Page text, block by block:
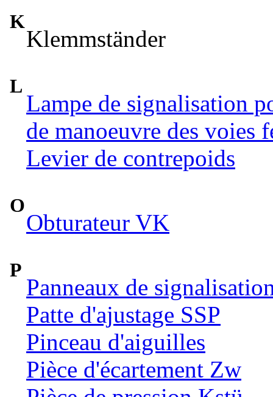
K
Klemmständer
L
Lampe de signalisation
de manoeuvre des voies
Levier de contrepoids
O
Obturateur VK
P
Panneaux de
Patte d'ajustage SSP
Pinceau d'aiguilles
Pièce d'écartement Zw